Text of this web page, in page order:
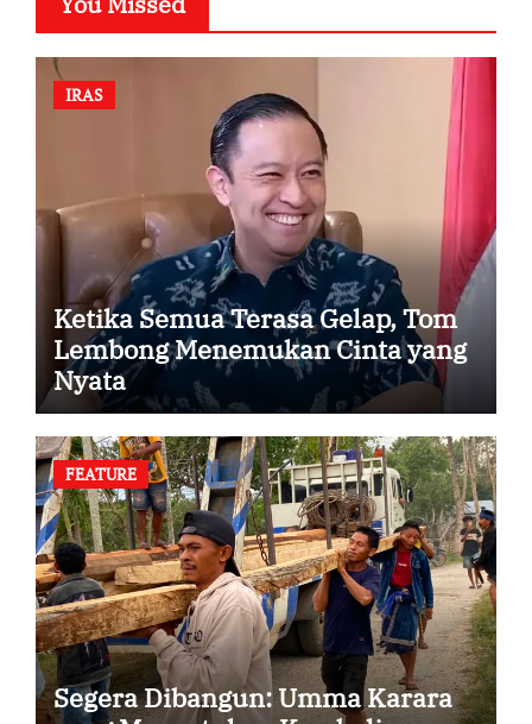
IRAS
Ketika Semua Terasa Gelap, Tom
Lembong Menemukan Cinta yang
Nyata
FEATURE
Segera Dibangun: Umma Karara